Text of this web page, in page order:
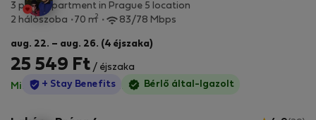
3 piece apartment in Prague 5 location
2 hálószoba
70 m2 83/78 Mbps
aug. 22. – aug. 26. (4 éjszaka)
25 549 Ft / éjszaka
Minden díj benne van·Nincs kaució
StayProtection
+ Stay Benefits Bérlő által-Igazolt